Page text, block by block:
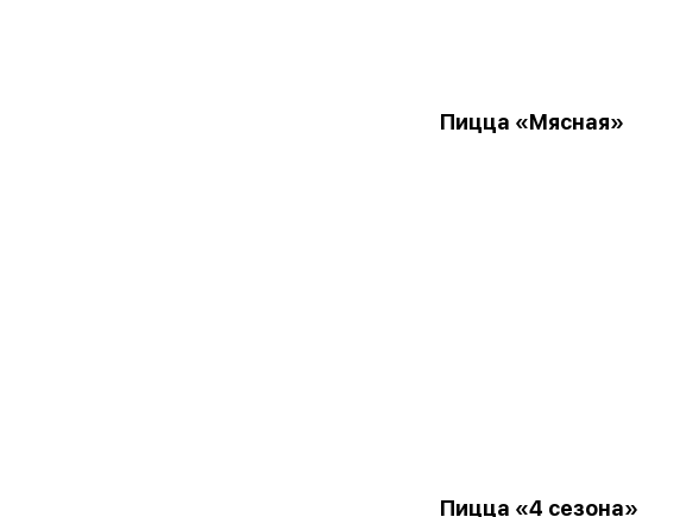
Пицца «Мясная»
Пицца «4 сезона»